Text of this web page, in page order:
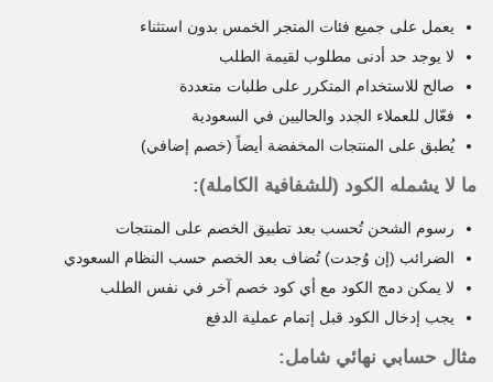
يعمل على جميع فئات المتجر الخمس بدون استثناء
لا يوجد حد أدنى مطلوب لقيمة الطلب
صالح للاستخدام المتكرر على طلبات متعددة
فعّال للعملاء الجدد والحاليين في السعودية
يُطبق على المنتجات المخفضة أيضاً (خصم إضافي)
ما لا يشمله الكود (للشفافية الكاملة):
رسوم الشحن تُحسب بعد تطبيق الخصم على المنتجات
الضرائب (إن وُجدت) تُضاف بعد الخصم حسب النظام السعودي
لا يمكن دمج الكود مع أي كود خصم آخر في نفس الطلب
يجب إدخال الكود قبل إتمام عملية الدفع
مثال حسابي نهائي شامل: